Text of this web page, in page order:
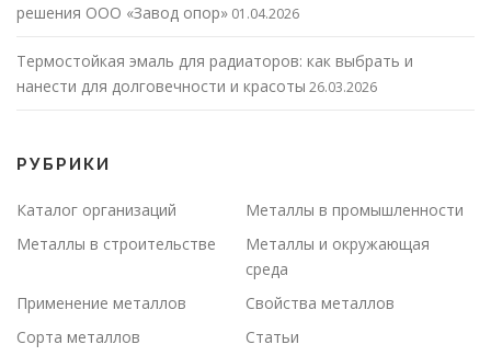
решения ООО «Завод опор» 01.04.2026
Термостойкая эмаль для радиаторов: как выбрать и
нанести для долговечности и красоты 26.03.2026
РУБРИКИ
Каталог организаций
Металлы в промышленности
Металлы в строительстве
Металлы и окружающая
среда
Применение металлов
Свойства металлов
Сорта металлов
Статьи